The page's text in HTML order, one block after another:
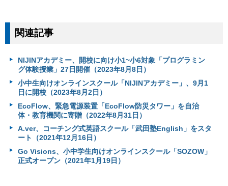
関連記事
NIJINアカデミー、開校に向け小1~小6対象「プログラミン
グ体験授業」27日開催（2023年8月8日）
小中生向けオンラインスクール「NIJINアカデミー」、9月1
日に開校（2023年8月2日）
EcoFlow、緊急電源装置「EcoFlow防災タワー」を自治
体・教育機関に寄贈（2022年8月31日）
A.ver、コーチング式英語スクール「武田塾English」をスタ
ート（2021年12月16日）
Go Visions、小中学生向けオンラインスクール「SOZOW」
正式オープン（2021年1月19日）